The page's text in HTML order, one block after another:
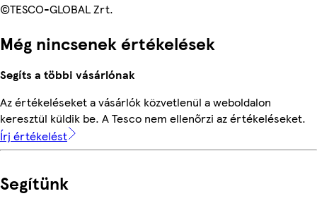
©TESCO-GLOBAL Zrt.
Még nincsenek értékelések
Segíts a többi vásárlónak
Az értékeléseket a vásárlók közvetlenül a weboldalon
keresztül küldik be. A Tesco nem ellenőrzi az értékeléseket.
Írj értékelést
Segítünk